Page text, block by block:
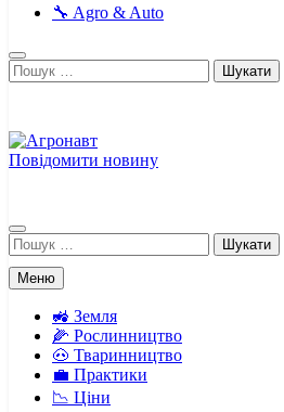
🔧 Agro & Auto
Пошук:
Повідомити новину
Пошук:
Меню
🚜 Земля
🌽 Рослинництво
🐽 Тваринництво
💼 Практики
📉 Ціни